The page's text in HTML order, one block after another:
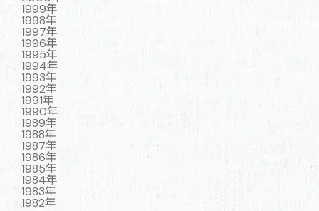
1999年
1998年
1997年
1996年
1995年
1994年
1993年
1992年
1991年
1990年
1989年
1988年
1987年
1986年
1985年
1984年
1983年
1982年